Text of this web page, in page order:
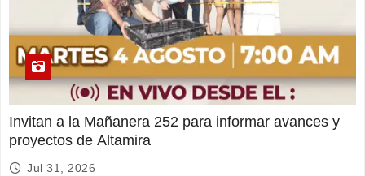
Invitan a la Mañanera 252 para informar avances y
proyectos de Altamira
Jul 31, 2026